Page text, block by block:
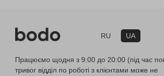
RU UA
Працюємо щодня з 9:00 до 20:00 (під час
тривог відділ по роботі з клієнтами може не